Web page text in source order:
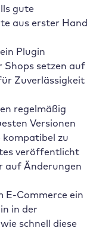
gute
aus erster Hand
Plugin
Shops setzen auf
Zuverlässigkeit
regelmäßig
Versionen
kompatibel zu
veröffentlicht
auf Änderungen
E-Commerce ein
in der
schnell diese